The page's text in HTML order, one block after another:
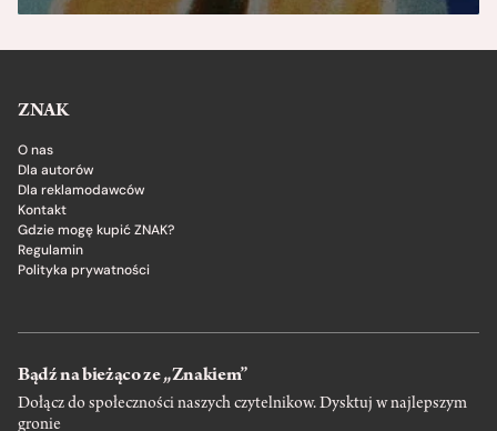
ZNAK
O nas
Dla autorów
Dla reklamodawców
Kontakt
Gdzie mogę kupić ZNAK?
Regulamin
Polityka prywatności
Bądź na bieżąco ze „Znakiem”
Dołącz do społeczności naszych czytelnikow. Dysktuj w najlepszym
gronie